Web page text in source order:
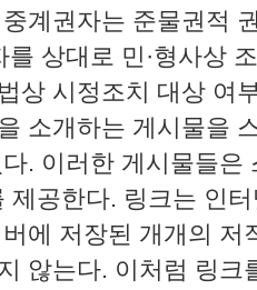
계권자는 준물권적
를 상대로 민·형사상
상 시정조치 대상 여
소개하는 게시물을
. 이러한 게시물들은
제공한다. 링크는 인
에 저장된 개개의 저
않는다. 이처럼 링크